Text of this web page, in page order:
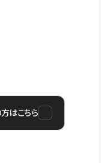
はこちら